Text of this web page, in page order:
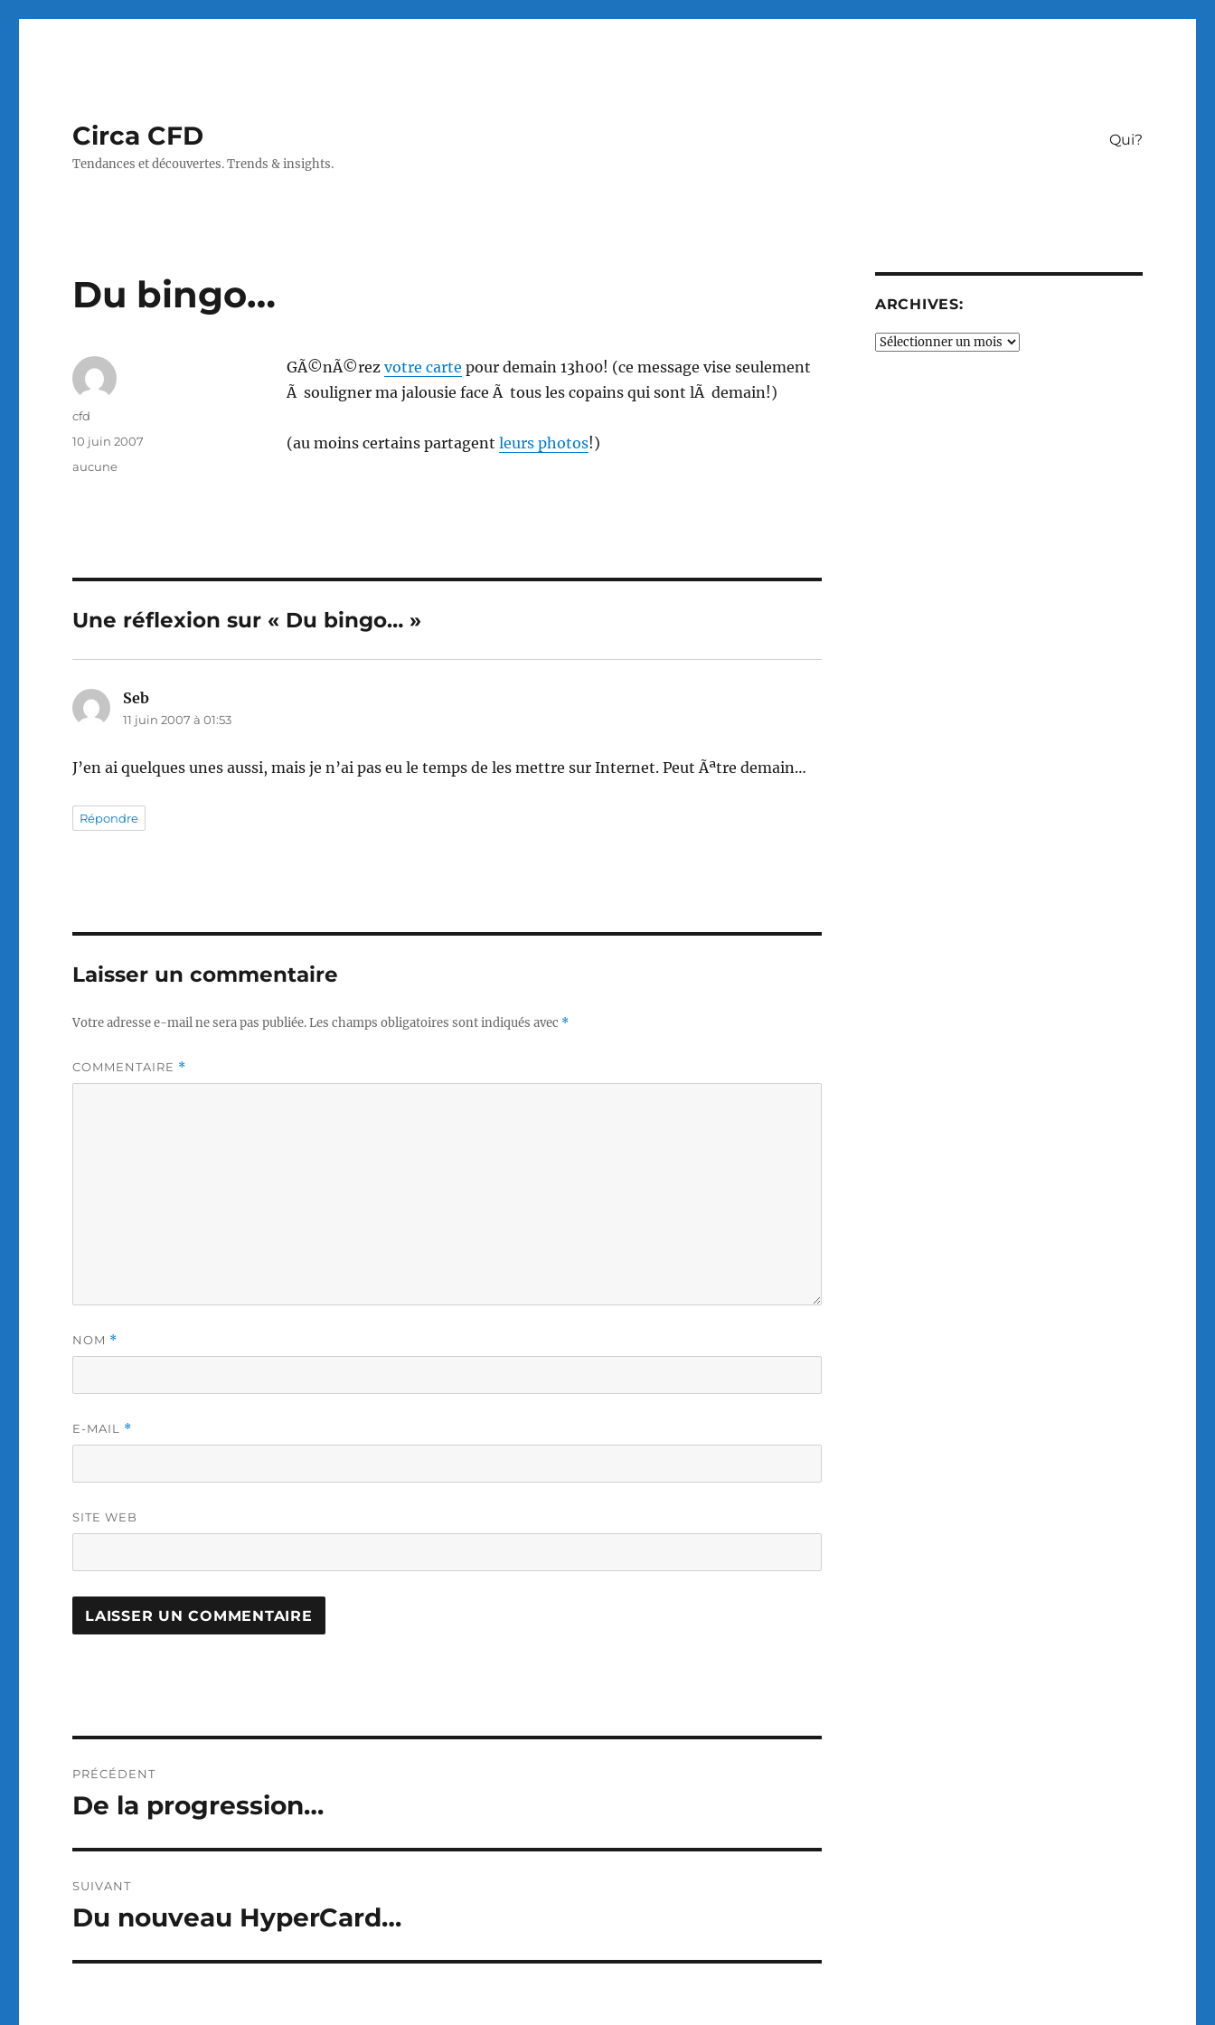
Circa CFD
Tendances et découvertes. Trends & insights.
Qui?
Du bingo…
GÃ©nÃ©rez votre carte pour demain 13h00! (ce message vise seulement
Ã souligner ma jalousie face Ã tous les copains qui sont lÃ demain!)
(au moins certains partagent leurs photos!)
Auteur
cfd
Publié
10 juin 2007
Catégories
aucune
Une réflexion sur « Du bingo… »
Seb
11 juin 2007 à 01:53
J’en ai quelques unes aussi, mais je n’ai pas eu le temps de les mettre sur Internet. Peut Ãªtre demain…
Répondre
Laisser un commentaire
Votre adresse e-mail ne sera pas publiée.Les champs obligatoires sont indiqués avec *
COMMENTAIRE *
NOM *
E-MAIL *
SITE WEB
de
PRÉCÉDENT
Publication
De la progression…
SUIVANT
Publication
Du nouveau HyperCard…
ARCHIVES:
Archives: